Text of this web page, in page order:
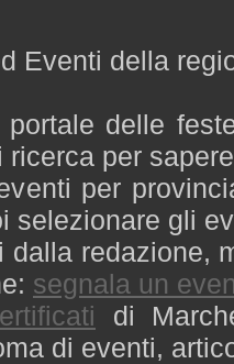
Eventi della
delle
ricerca per
per
selezionare gli
dalla redazione,
segnala un
di
di eventi,